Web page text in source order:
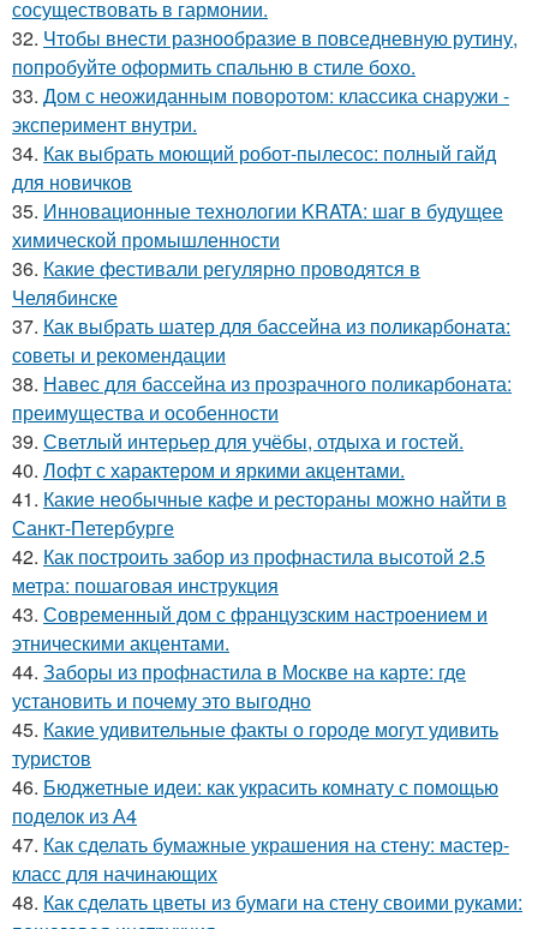
сосуществовать в гармонии.
32. Чтобы внести разнообразие в повседневную рутину,
попробуйте оформить спальню в стиле бохо.
33. Дом с неожиданным поворотом: классика снаружи -
эксперимент внутри.
34. Как выбрать моющий робот-пылесос: полный гайд
для новичков
35. Инновационные технологии KRATA: шаг в будущее
химической промышленности
36. Какие фестивали регулярно проводятся в
Челябинске
37. Как выбрать шатер для бассейна из поликарбоната:
советы и рекомендации
38. Навес для бассейна из прозрачного поликарбоната:
преимущества и особенности
39. Светлый интерьер для учёбы, отдыха и гостей.
40. Лофт с характером и яркими акцентами.
41. Какие необычные кафе и рестораны можно найти в
Санкт-Петербурге
42. Как построить забор из профнастила высотой 2.5
метра: пошаговая инструкция
43. Современный дом с французским настроением и
этническими акцентами.
44. Заборы из профнастила в Москве на карте: где
установить и почему это выгодно
45. Какие удивительные факты о городе могут удивить
туристов
46. Бюджетные идеи: как украсить комнату с помощью
поделок из А4
47. Как сделать бумажные украшения на стену: мастер-
класс для начинающих
48. Как сделать цветы из бумаги на стену своими руками: